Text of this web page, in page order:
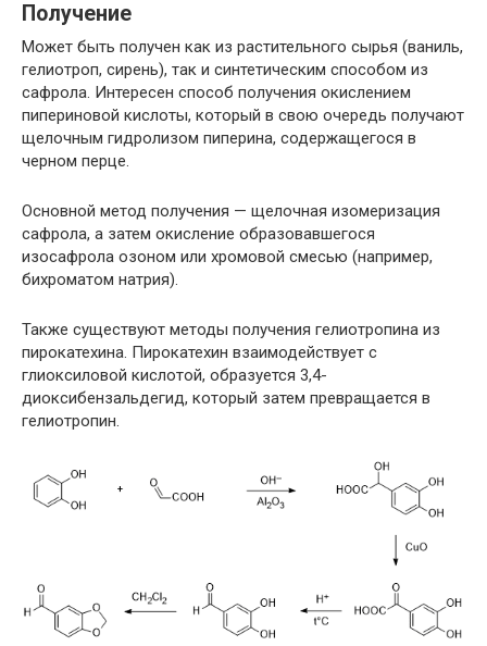
Получение
Может быть получен как из растительного сырья (ваниль,
гелиотроп, сирень), так и синтетическим способом из
сафрола. Интересен способ получения окислением
пипериновой кислоты, который в свою очередь получают
щелочным гидролизом пиперина, содержащегося в
черном перце.
Основной метод получения — щелочная изомеризация
сафрола, а затем окисление образовавшегося
изосафрола озоном или хромовой смесью (например,
бихроматом натрия).
Также существуют методы получения гелиотропина из
пирокатехина. Пирокатехин взаимодействует с
глиоксиловой кислотой, образуется 3,4-
диоксибензальдегид, который затем превращается в
гелиотропин.